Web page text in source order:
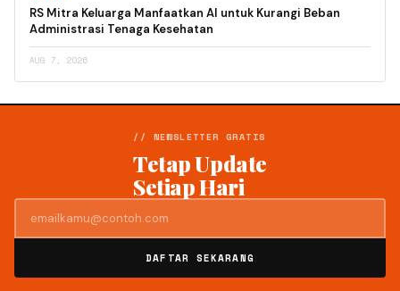
RS Mitra Keluarga Manfaatkan AI untuk Kurangi Beban
Administrasi Tenaga Kesehatan
AUG 7, 2026
// NEWSLETTER GRATIS
Tetap Update
Setiap Hari
DAFTAR SEKARANG